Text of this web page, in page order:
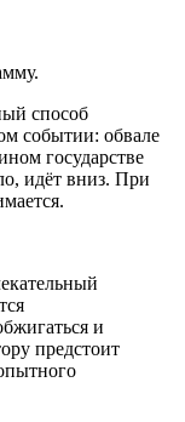
способ
событии: обвале
государстве
идёт вниз. При
и
предстоит